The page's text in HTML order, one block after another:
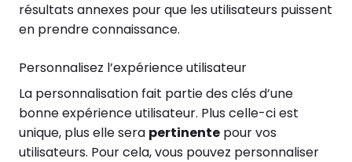
résultats annexes pour que les utilisateurs puissent
en prendre connaissance.
Personnalisez l’expérience utilisateur
La personnalisation fait partie des clés d’une
bonne expérience utilisateur. Plus celle-ci est
unique, plus elle sera pertinente pour vos
utilisateurs. Pour cela, vous pouvez personnaliser